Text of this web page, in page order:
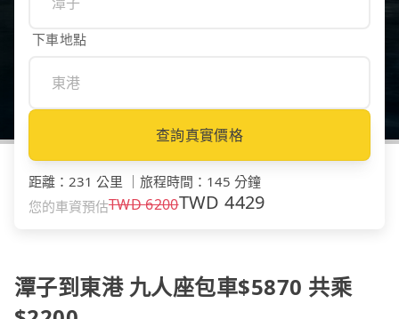
下車地點
查詢真實價格
距離 ： 231 公里 旅程時間 ： 145 分鐘
您的車資預估TWD6200TWD4429
潭子到東港 九人座包車$5870 共乘